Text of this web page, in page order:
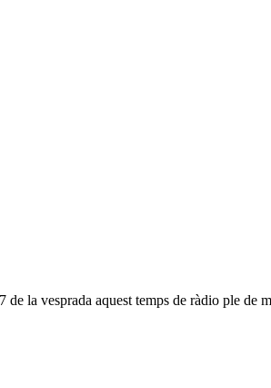
la vesprada aquest temps de ràdio ple de